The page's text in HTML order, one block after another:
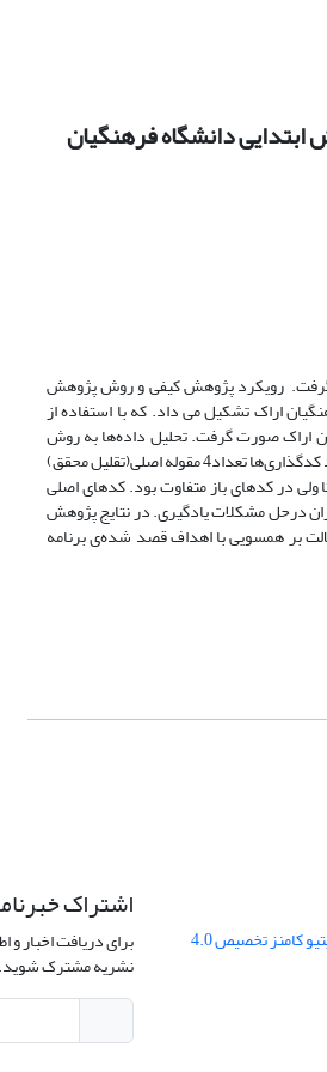
دانشگاه فرهنگیان
گرفت. رویکرد پژوهش کیفی و روش پژوهش
اراک تشکیل می داد. که با استفاده از
ابتدایی دانشگاه فرهنگیان اراک صورت گرفت. تحلیل داده‌ها به روش
توصیفی مبتنی بر رویکرد کلایزی بود که با استفاده از نرم‌افزار مکس کیودا 12 اجرا گردید. یافته‌های پژوهش حاکی از آن بود که در فرایند کدگذاری‌ها تعداد4 مقوله اصلی(تقلیل محقق)
هم راستا ولی در کدهای باز متفاوت بود. کدهای اصلی
درحل مشکلات یادگیری. در نتایج پژوهش
بر همسویی با اهداف قصد شده‌ی برنامه
مجوز کریتیو کامنز تخصیص 4.0
اشتراک
برای دریافت اخبار و
نشریه مشترک شوید.